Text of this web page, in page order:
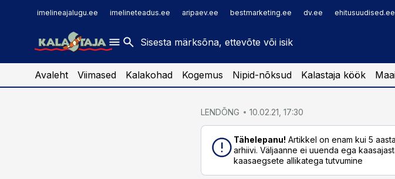
imelineajalugu.ee imelineteadus.ee aripaev.ee bestmarketing.ee dv.ee ehitusuudised.ee
imelineteadus.ee
kaubandus.ee
toostusuudised.ee
Avaleht Viimased Kalakohad Kogemus Nipid-nõksud Kalastaja köök
LENDÕNG 10.02.21, 17:30
Tähelepanu! Artikkel on enam kui 5
arhiivi. Väljaanne ei uuenda ega
kaasaegsete allikatega tutvumine